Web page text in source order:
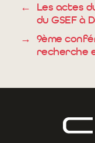
←
Les actes
du GSEF à
→
9ème
recherche